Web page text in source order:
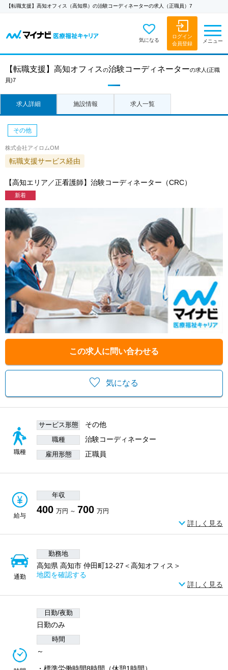
【転職支援】高知オフィス（高知県）の治験コーディネーターの求人（正職員）7
気になる
ログイン
会員登録
メニュー
【転職支援】 高知オフィスの治験コーディネーターの求人 (正職
員)7
求人詳細 施設情報 求人一覧
気になる
この求人に問い合わせる
その他
株式会社アイロムOM
転職支援サービス経由
【高知エリア／正看護師】治験コーディネーター（CRC）
新着
職種
サービス形態 その他
職種 治験コーディネーター
雇用形態 正職員
給与
年収
400 万円 ～ 700 万円
詳しく見る
通勤
勤務地
高知県 高知市 仲田町12-27＜高知オフィス＞
地図を確認する
詳しく見る
日勤/夜勤
日勤のみ
時間
～
・標準労働時間8時間（休憩1時間）